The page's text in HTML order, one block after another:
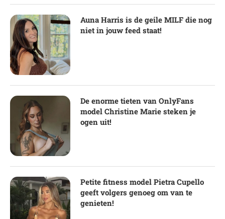
Auna Harris is de geile MILF die nog
niet in jouw feed staat!
De enorme tieten van OnlyFans
model Christine Marie steken je
ogen uit!
Petite fitness model Pietra Cupello
geeft volgers genoeg om van te
genieten!